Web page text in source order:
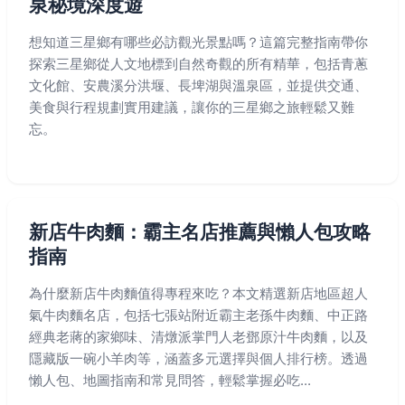
泉秘境深度遊
想知道三星鄉有哪些必訪觀光景點嗎？這篇完整指南帶你
探索三星鄉從人文地標到自然奇觀的所有精華，包括青蔥
文化館、安農溪分洪堰、長埤湖與溫泉區，並提供交通、
美食與行程規劃實用建議，讓你的三星鄉之旅輕鬆又難
忘。
新店牛肉麵：霸主名店推薦與懶人包攻略
指南
為什麼新店牛肉麵值得專程來吃？本文精選新店地區超人
氣牛肉麵名店，包括七張站附近霸主老孫牛肉麵、中正路
經典老蔣的家鄉味、清燉派掌門人老鄧原汁牛肉麵，以及
隱藏版一碗小羊肉等，涵蓋多元選擇與個人排行榜。透過
懶人包、地圖指南和常見問答，輕鬆掌握必吃...